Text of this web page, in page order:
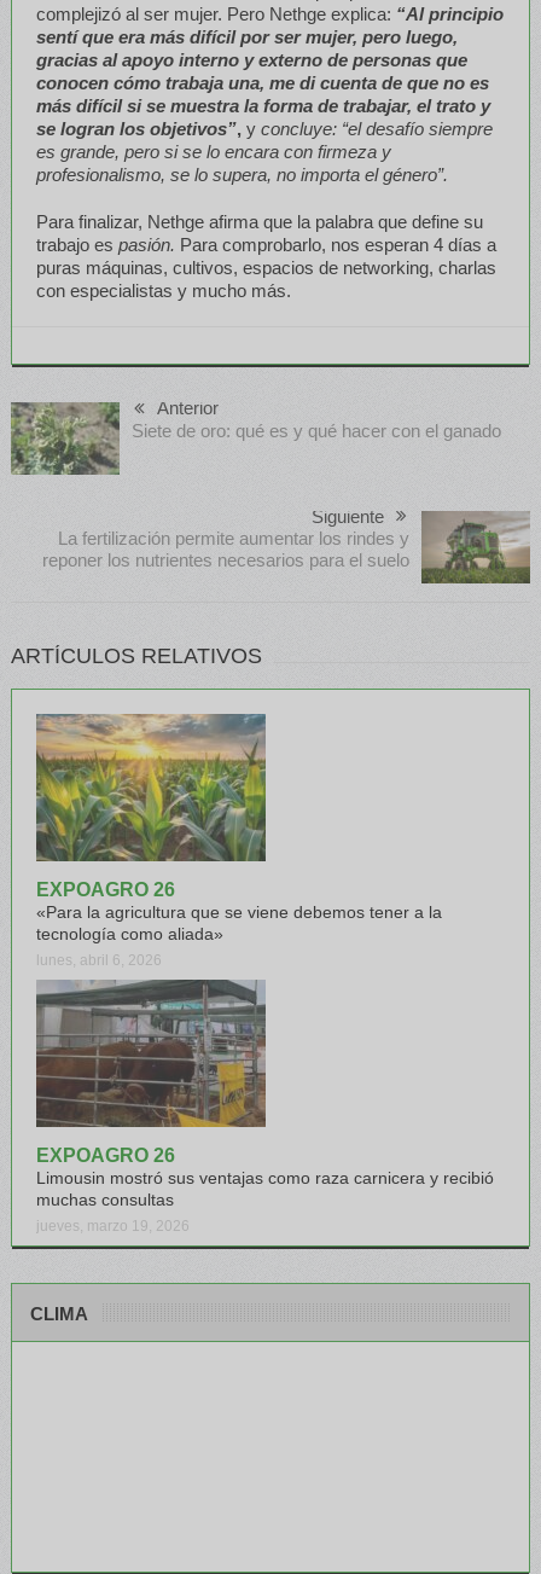
complejizó al ser mujer. Pero Nethge explica: “Al principio
sentí que era más difícil por ser mujer, pero luego,
gracias al apoyo interno y externo de personas que
conocen cómo trabaja una, me di cuenta de que no es
más difícil si se muestra la forma de trabajar, el trato y
se logran los objetivos”,y concluye: “el desafío siempre
es grande, pero si se lo encara con firmeza y
profesionalismo, se lo supera, no importa el género”.
Para finalizar, Nethge afirma que la palabra que define su
trabajo es pasión. Para comprobarlo, nos esperan 4 días a
puras máquinas, cultivos, espacios de networking, charlas
con especialistas y mucho más.
Anterior
Siete de oro: qué es y qué hacer con el ganado
Siguiente
La fertilización permite aumentar los rindes y
reponer los nutrientes necesarios para el suelo
ARTÍCULOS RELATIVOS
EXPOAGRO 26
«Para la agricultura que se viene debemos tener a la
tecnología como aliada»
lunes, abril 6, 2026
EXPOAGRO 26
Limousin mostró sus ventajas como raza carnicera y recibió
muchas consultas
jueves, marzo 19, 2026
CLIMA